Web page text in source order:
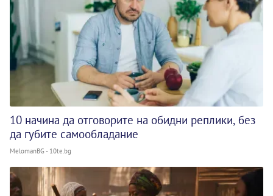
10 начина да отговорите на обидни реплики, без
да губите самообладание
MelomanBG - 10te.bg